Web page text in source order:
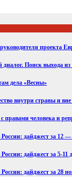
проекта
Поиск выхода из
дела «Весны»
внутри страны и
человека и
дайджест за 12 —
дайджест за 5-11
дайджест за 28